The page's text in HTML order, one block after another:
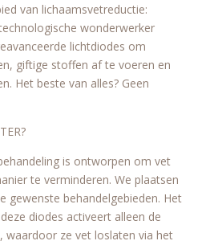
van lichaamsvetreductie:
wonderwerker
lichtdiodes om
giftige stoffen af te voeren en
Het beste van alles? Geen
is ontworpen om vet
te verminderen. We plaatsen
gewenste behandelgebieden. Het
diodes activeert alleen de
waardoor ze vet loslaten via het